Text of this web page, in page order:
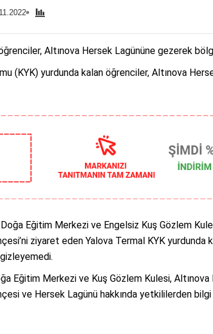
Altınova Hersek Lagününe gezerek
(KYK) yurdunda kalan öğrenciler, Altınova
Eğitim Merkezi ve Engelsiz Kuş Gözlem
ziyaret eden Yalova Termal KYK yurdunda
gizleyemedi.
Eğitim Merkezi ve Kuş Gözlem Kulesi,
ve Hersek Lagünü hakkında yetkililerden bilgi